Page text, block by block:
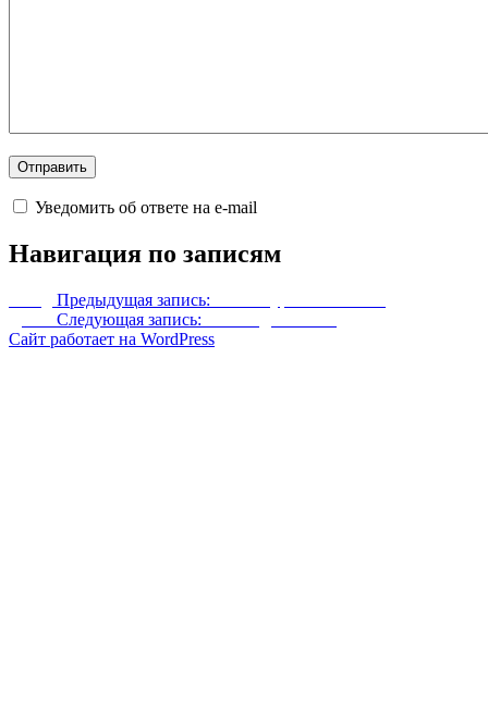
Уведомить об ответе на e-mail
Навигация по записям
Предыдущая запись:
Следующая запись:
Сайт работает на WordPress